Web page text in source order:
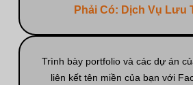
Phải Có: Dịch Vụ Lưu
Trình bày portfolio và các dự án
liên kết tên miền của bạn với